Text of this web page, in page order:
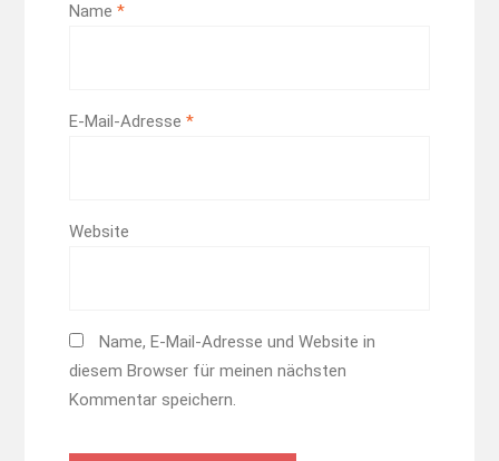
Name *
E-Mail-Adresse *
Website
Name, E-Mail-Adresse und Website in
diesem Browser für meinen nächsten
Kommentar speichern.